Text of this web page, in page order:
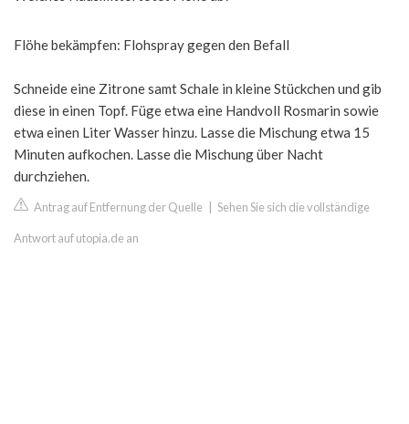
Flöhe bekämpfen: Flohspray gegen den Befall
Schneide eine Zitrone samt Schale in kleine Stückchen und gib
diese in einen Topf. Füge etwa eine Handvoll Rosmarin sowie
etwa einen Liter Wasser hinzu. Lasse die Mischung etwa 15
Minuten aufkochen. Lasse die Mischung über Nacht
durchziehen.
Antrag auf Entfernung der Quelle Sehen Sie sich die vollständige
Antwort auf utopia.de an